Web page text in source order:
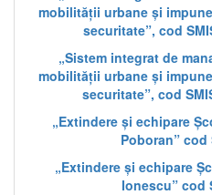
mobilității urbane și
securitate”, cod
„Sistem integrat de
mobilității urbane și
securitate”, cod
„Extindere și echipare
Poboran” cod
„Extindere și echipare
Ionescu” cod